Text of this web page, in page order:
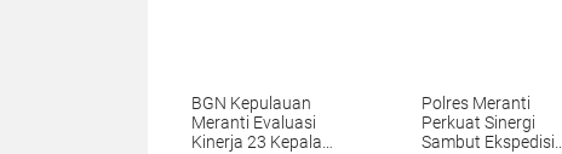
BGN Kepulauan
Meranti Evaluasi
Kinerja 23 Kepala
Polres Meranti
Perkuat Sinergi
Sambut Ekspedisi